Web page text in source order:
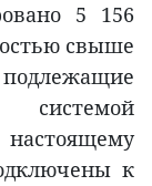
5 156
свыше
системой
к